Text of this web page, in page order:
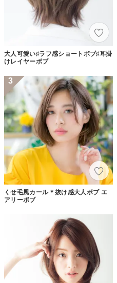
大人可愛い♯ラフ感ショートボブ♯耳掛
けレイヤーボブ
3
くせ毛風カール＊抜け感大人ボブ エ
アリーボブ